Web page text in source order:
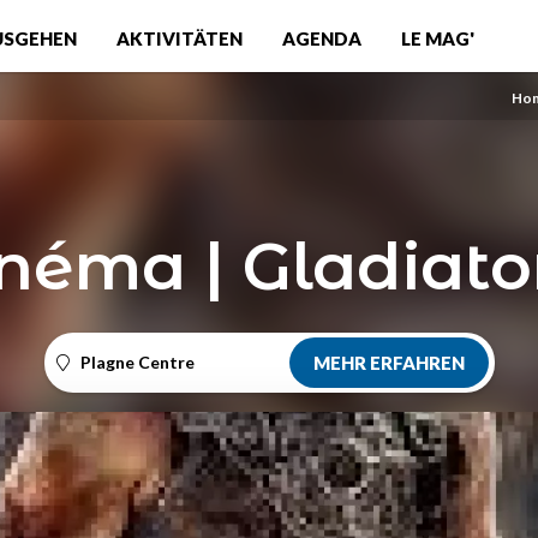
AKTIVITÄTEN AGENDA LE MAG'
|
Plagne Centre MEHR ERFAHREN